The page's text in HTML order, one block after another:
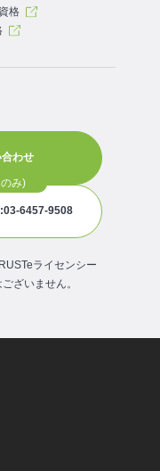
格
わせ
6457-9508
ライセンシー
ざいません。